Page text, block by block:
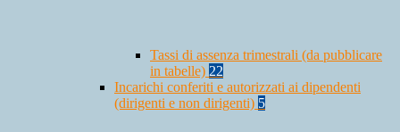
Tassi di assenza trimestrali (da pubblicare
in tabelle) 22
Incarichi conferiti e autorizzati ai dipendenti
(dirigenti e non dirigenti) 5